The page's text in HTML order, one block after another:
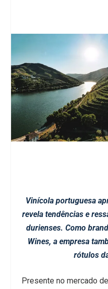
Vinícola portuguesa
revela tendências e
durienses. Como
Wines, a empresa
rótulos
Presente no mercado